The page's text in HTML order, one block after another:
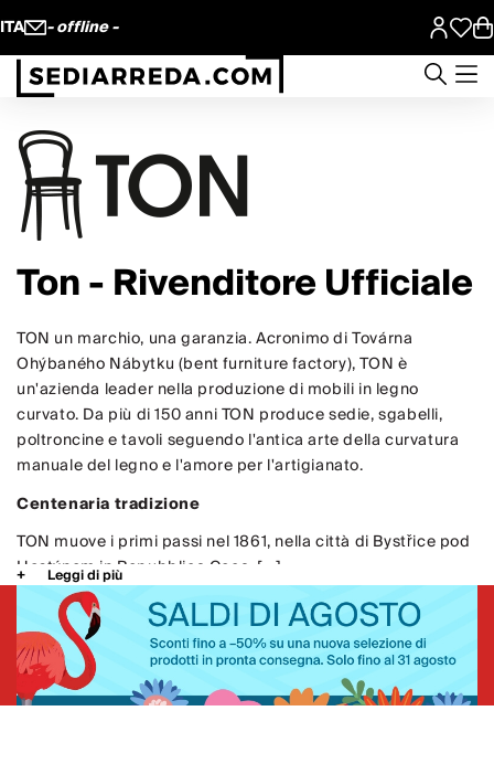
ITA - offline -
Ton - Rivenditore Ufficiale
TON un marchio, una garanzia. Acronimo di Továrna
Ohýbaného Nábytku (bent furniture factory), TON è
un'azienda leader nella produzione di mobili in legno
curvato. Da più di 150 anni TON produce sedie, sgabelli,
poltroncine e tavoli seguendo l'antica arte dellacurvatura
manuale del legno e l'amore per l'artigianato.
Centenaria tradizione
TON muove i primi passi nel 1861, nella città di Bystřice pod
Hostýnem in Repubblica Ceca. [...]
Leggi di più